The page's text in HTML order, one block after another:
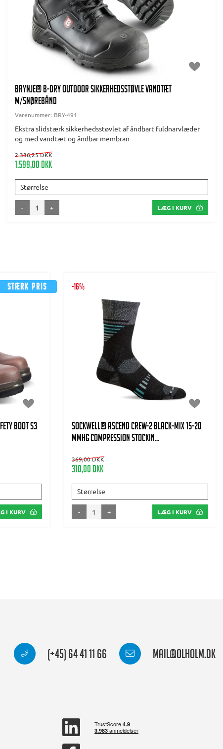
BRYNJE® B-Dry Outdoor Sikkerhedsstøvle vandtæt
m/snørebånd
Varenummer: BRY-491
Ekstra slidstærk sikkerhedsstøvlet af åndbart fuldnarvlæder
og med vandtæt og åndbar membran
2.336,25 DKK
1.599,00 DKK
Størrelse
- + LÆG I KURV
Stærk pris
BOOT S3
I KURV
-16%
SOCKWELL® ASCEND CREW-2 Black-Mix 15-20
mmHg Compression stockin...
369,00 DKK
310,00 DKK
Størrelse
- + LÆG I KURV
(+45) 64 41 11 66 mail@olholm.dk
linkedin
square